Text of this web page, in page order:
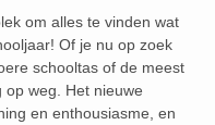
om alles te vinden wat
Of je nu op zoek
schooltas of de meest
weg. Het nieuwe
en enthousiasme, en